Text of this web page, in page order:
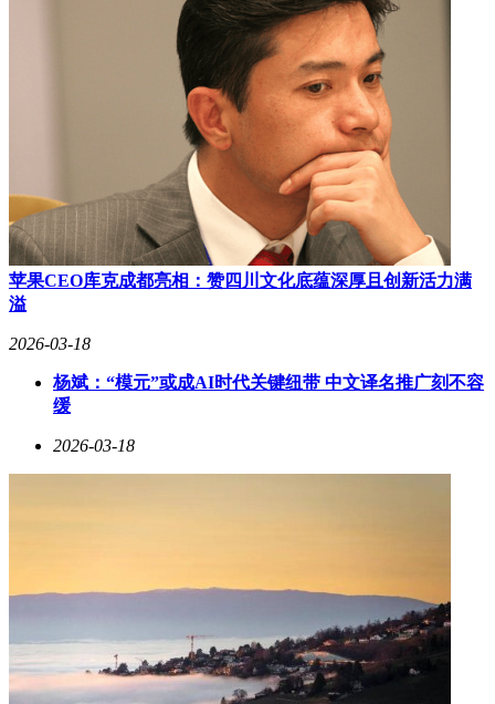
苹果CEO库克成都亮相：赞四川文化底蕴深厚且创新活力满
溢
2026-03-18
杨斌：“模元”或成AI时代关键纽带 中文译名推广刻不容
缓
2026-03-18